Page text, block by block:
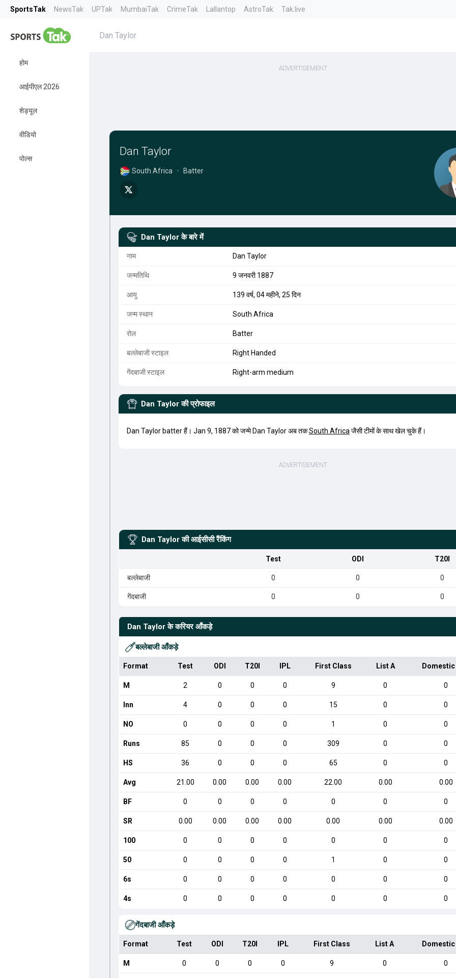
SportsTak NewsTak UPTak MumbaiTak CrimeTak Lallantop AstroTak Tak.live
होम
आईपीएल 2026
शेड्यूल
वीडियो
पोल्स
Dan Taylor
Dan Taylor
South Africa • Batter
Dan Taylor के बारे में
नाम Dan Taylor
जन्मतिथि 9 जनवरी 1887
आयु 139 वर्ष, 04 महीने, 25 दिन
जन्म स्थान South Africa
रोल Batter
बल्लेबाजी स्टाइल Right Handed
गेंदबाजी स्टाइल Right-arm medium
Dan Taylor की प्रोफाइल
Dan Taylor batter हैं। Jan 9, 1887 को जन्मे Dan Taylor अब तकSouth Africa जैसी टीमों के साथ खेल चुके हैं।
Dan Taylor की आईसीसी रैंकिंग
Test ODI T20I
बल्लेबाजी 0 0 0
गेंदबाजी 0 0 0
Dan Taylor के करियर आँकड़े
बल्लेबाजी आँकड़े
Format Test ODI T20I IPL First Class List A
M 2 0 0 0 9 0 0
Inn 4 0 0 0 15 0 0
NO 0 0 0 0 1 0 0
Runs 85 0 0 0 309 0 0
HS 36 0 0 0 65 0 0
Avg 21.00 0.00 0.00 0.00 22.00 0.00 0.00
BF 0 0 0 0 0 0 0
SR 0.00 0.00 0.00 0.00 0.00 0.00 0.00
100 0 0 0 0 0 0 0
50 0 0 0 0 1 0 0
6s 0 0 0 0 0 0 0
4s 0 0 0 0 0 0 0
गेंदबाजी आँकड़े
Format Test ODI T20I IPL First Class List A
M 0 0 0 0 9 0 0